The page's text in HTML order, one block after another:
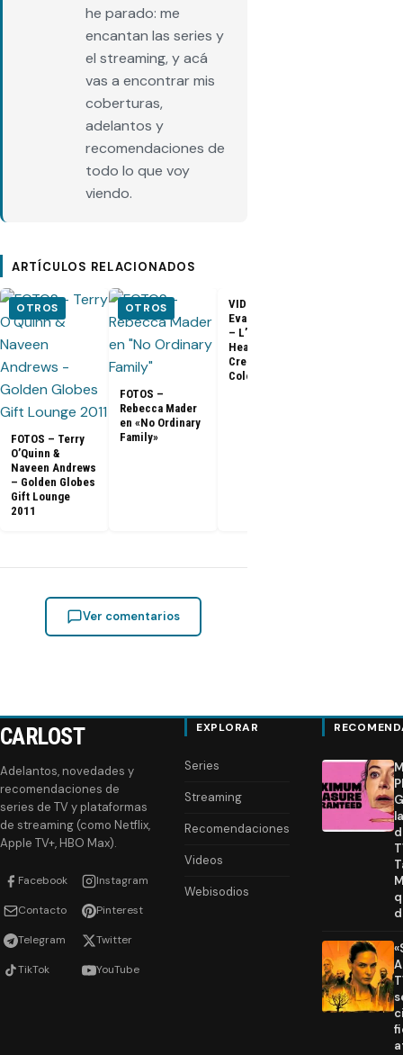
he parado: me
encantan las series y
el streaming, y acá
vas a encontrar mis
coberturas,
adelantos y
recomendaciones de
todo lo que voy
viendo.
ARTÍCULOS RELACIONADOS
OTROS
FOTOS – Terry
O’Quinn &
Naveen Andrews
– Golden Globes
Gift Lounge
2011
OTROS
FOTOS –
Rebecca Mader
en «No Ordinary
Family»
VIDEO –
Evangeline Lilly
– L’Oreal
Healthy Look
Creme Gloss
Color [HD]
Ver comentarios
CARLOST
Adelantos, novedades y
recomendaciones de
series de TV y plataformas
de streaming (como Netflix,
Apple TV+, HBO Max).
Facebook Instagram
Contacto Pinterest
Telegram Twitter
TikTok YouTube
EXPLORAR
Series
Streaming
Recomendaciones
Videos
Webisodios